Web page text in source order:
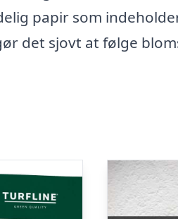
papir som
det sjovt at følge